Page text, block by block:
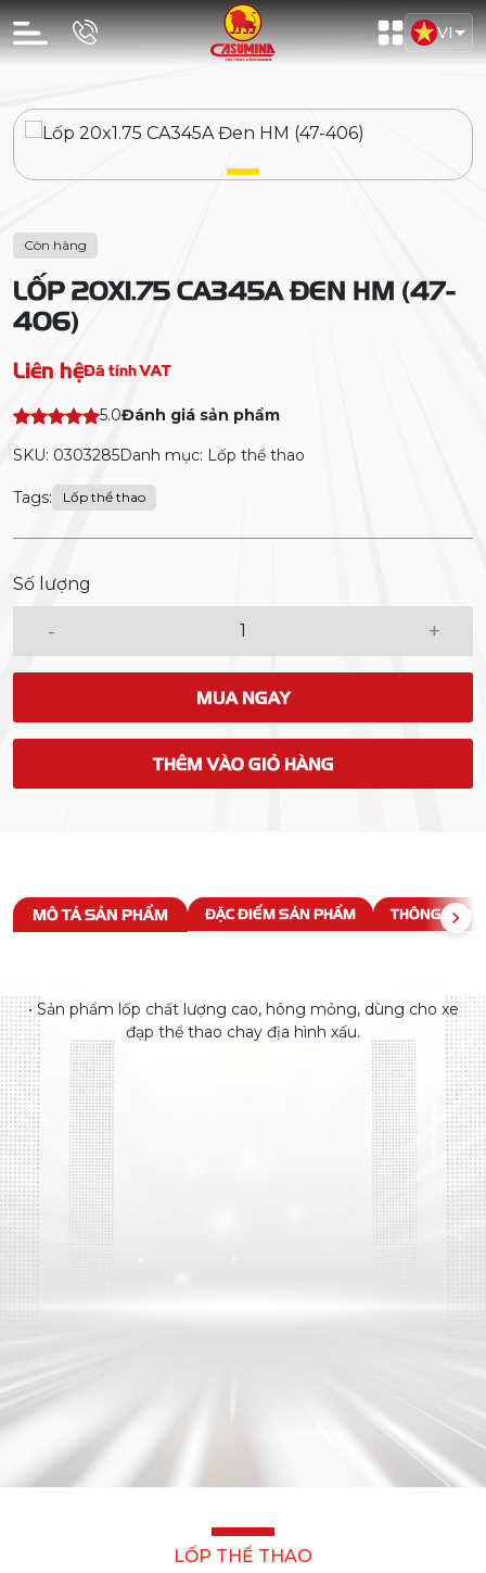
VI
Còn hàng
LỐP 20X1.75 CA345A ĐEN HM (47-
406)
Liên hệĐã tính VAT
5.0Đánh giá sản phẩm
SKU: 0303285Danh mục: Lốp thể thao
Tags: Lốp thể thao
Số lượng
- +
MUA NGAY
THÊM VÀO GIỎ HÀNG
MÔ TẢ SẢN PHẨM ĐẶC ĐIỂM SẢN PHẨM THÔNG SỐ
• Sản phẩm lốp chất lượng cao, hông mỏng, dùng cho xe
đạp thể thao chay địa hình xấu.
LỐP THỂ THAO